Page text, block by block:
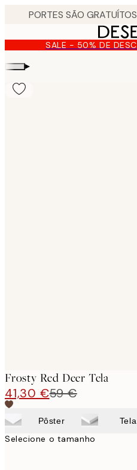
content. SALE - 50% DE
▸
Frosty Red Deer Tela
41,30 €59 €
Pôster Tela
Selecione o tamanho